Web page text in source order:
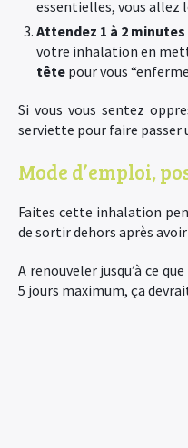
essentielles, vous allez
Attendez 1 à 2 minutes
votre inhalation en
tête pour vous
Si vous vous sentez
serviette pour faire passer
Mode d’emploi,
Faites cette inhalation
de sortir dehors après
A renouveler jusqu’à ce
5 jours maximum, ça